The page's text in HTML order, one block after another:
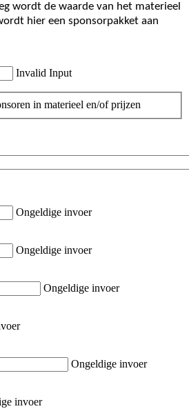
wordt de waarde van het materieel
hier een sponsorpakket aan
Invalid Input
in materieel en/of prijzen
Ongeldige invoer
Ongeldige invoer
Ongeldige invoer
Ongeldige invoer
invoer